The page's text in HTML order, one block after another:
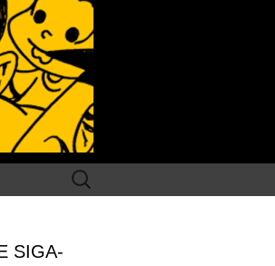
Search
for:
SIGA-